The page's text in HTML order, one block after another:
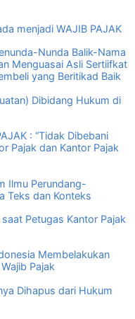
menjadi WAJIB PAJAK
Nunda Balik-Nama
Menguasai Asli Sertiifkat
yang Beritikad Baik
Dibidang Hukum di
: “Tidak Dibebani
Pajak dan Kantor Pajak
Ilmu Perundang-
Teks dan Konteks
Petugas Kantor Pajak
Membelakukan
Pajak
Dihapus dari Hukum